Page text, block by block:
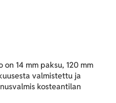
14 mm paksu, 120 mm
valmistettu ja
kosteantilan